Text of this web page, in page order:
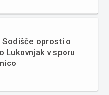
Sodišče oprostilo
Lukovnjak v sporu